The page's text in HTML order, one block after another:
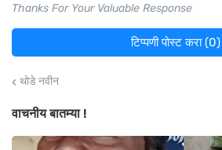
Thanks For Your Valuable Response
टिप्पणी पोस्ट करा (0)
थोडे नवीन
वाचनीय बातम्या !